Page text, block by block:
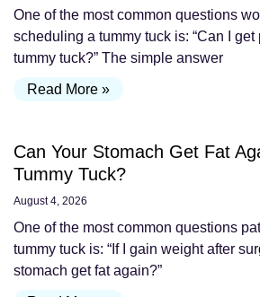
One of the most common questions
scheduling a tummy tuck is: “Can I get
tummy tuck?” The simple answer
Read More »
Can Your Stomach Get Fat
Tummy Tuck?
August 4, 2026
One of the most common questions
tummy tuck is: “If I gain weight after
stomach get fat again?”